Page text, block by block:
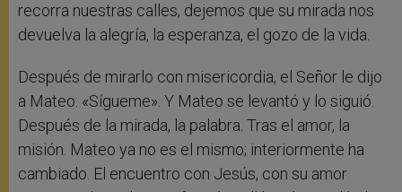
recorra nuestras calles, dejemos que su mirada nos
devuelva la alegría, la esperanza, el gozo de la vida.
Después de mirarlo con misericordia, el Señor le dijo
a Mateo: «Sígueme». Y Mateo se levantó y lo siguió.
Después de la mirada, la palabra. Tras el amor, la
misión. Mateo ya no es el mismo; interiormente ha
cambiado. El encuentro con Jesús, con su amor